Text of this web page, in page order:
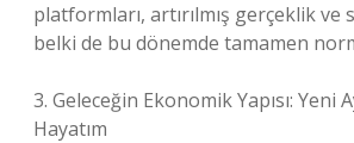
platformları, artırılmış gerçeklik ve
belki de bu dönemde tamamen
3. Geleceğin Ekonomik Yapısı: Yeni
Hayatım